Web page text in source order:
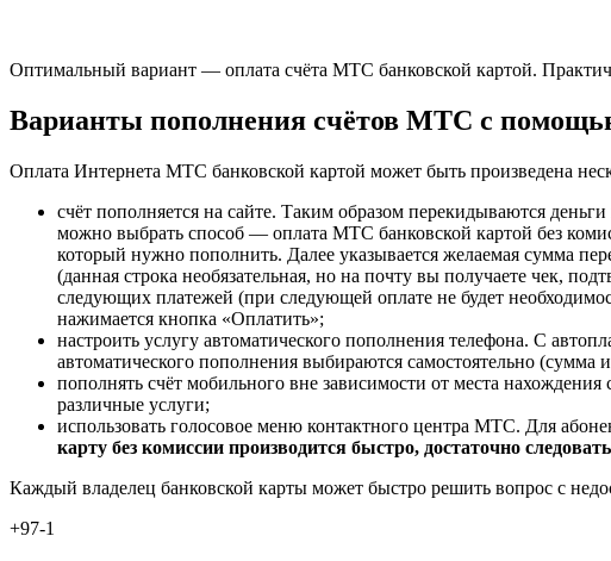
Оптимальный вариант — оплата счёта МТС банковской картой.
Варианты пополнения счётов МТС с
Оплата Интернета МТС банковской картой может быть произведена
счёт пополняется на сайте. Таким образом перекидываются
можно выбрать способ — оплата МТС банковской картой без
который нужно пополнить. Далее указывается желаемая сумма
(данная строка необязательная, но на почту вы получаете чек,
следующих платежей (при следующей оплате не будет
нажимается кнопка «Оплатить»;
настроить услугу автоматического пополнения телефона. С
автоматического пополнения выбираются самостоятельно (сумма
пополнять счёт мобильного вне зависимости от места
различные услуги;
использовать голосовое меню контактного центра МТС. Для
карту без комиссии производится быстро, достаточно
Каждый владелец банковской карты может быстро решить вопрос с
+97-1